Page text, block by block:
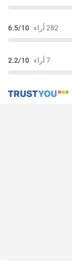
282 أراء 6.5/10
7 أراء 2.2/10